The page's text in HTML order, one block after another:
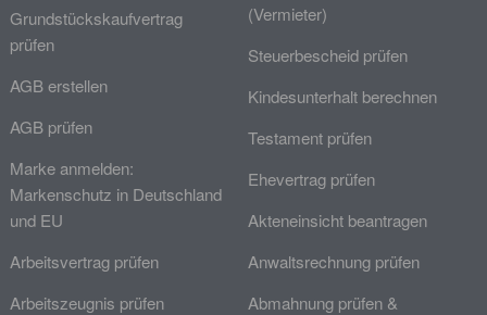
Grundstückskaufvertrag
prüfen
AGB erstellen
AGB prüfen
Marke anmelden:
Markenschutz in Deutschland
und EU
Arbeitsvertrag prüfen
Arbeitszeugnis prüfen
(Vermieter)
Steuerbescheid prüfen
Kindesunterhalt berechnen
Testament prüfen
Ehevertrag prüfen
Akteneinsicht beantragen
Anwaltsrechnung prüfen
Abmahnung prüfen &